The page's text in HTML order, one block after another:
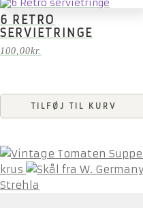
6 RETRO
SERVIETRINGE
100,00kr.
TILFØJ TIL KURV
krus
Strehla